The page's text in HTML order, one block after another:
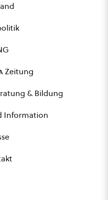
Zeitung
& Bildung
Information